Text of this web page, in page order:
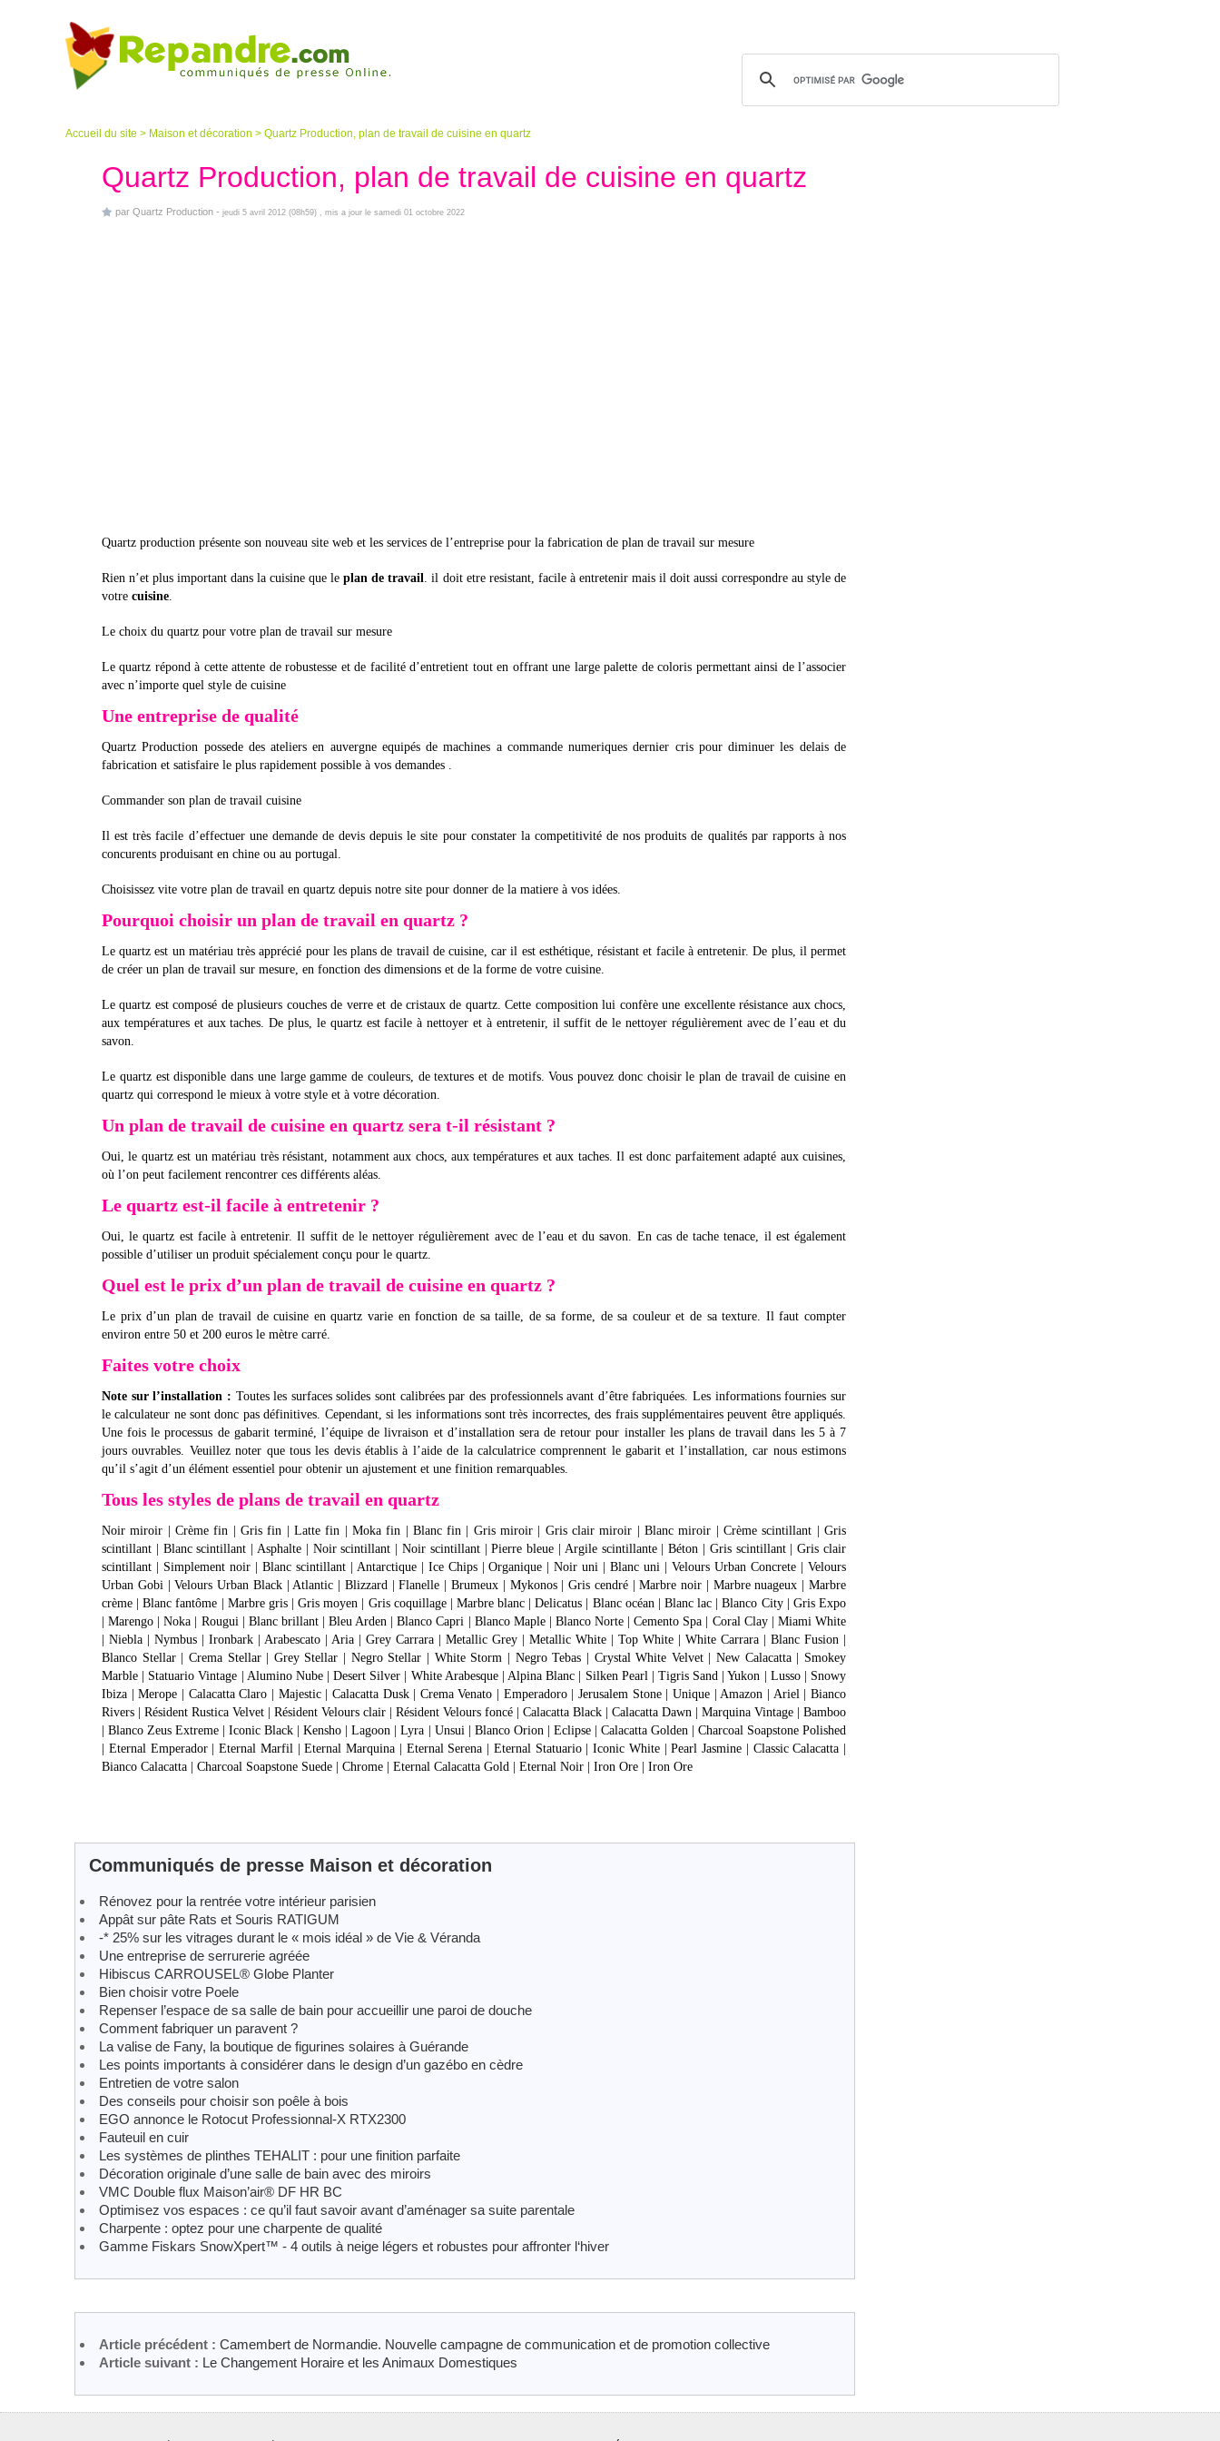
Accueil du site > Maison et décoration > Quartz Production, plan de travail de cuisine en quartz
Quartz Production, plan de travail de cuisine en quartz
par Quartz Production - jeudi 5 avril 2012 (08h59) , mis a jour le samedi 01 octobre 2022
Quartz production présente son nouveau site web et les services de l’entreprise pour la fabrication de plan de travail sur mesure
Rien n’et plus important dans la cuisine que leplan de travail . il doit etre resistant, facile à entretenir mais il doit aussi correspondre au style de
votre cuisine
Le choix du quartz pour votre plan de travail sur mesure
Le quartz répond à cette attente de robustesse et de facilité d’entretient tout en offrant une large palette de coloris permettant ainsi de l’associer
avec n’importe quel style de cuisine
Une entreprise de qualité
Quartz Production possede des ateliers en auvergne equipés de machines a commande numeriques dernier cris pour diminuer les delais de
fabrication et satisfaire le plus rapidement possible à vos demandes .
Commander son plan de travail cuisine
Il est très facile d’effectuer une demande de devis depuis le site pour constater la competitivité de nos produits de qualités par rapports à nos
concurents produisant en chine ou au portugal.
Choisissez vite votre plan de travail en quartz depuis notre site pour donner de la matiere à vos idées.
Pourquoi choisir un plan de travail en quartz ?
Le quartz est un matériau très apprécié pour les plans de travail de cuisine, car il est esthétique, résistant et facile à entretenir. De plus, il permet
de créer un plan de travail sur mesure, en fonction des dimensions et de la forme de votre cuisine.
Le quartz est composé de plusieurs couches de verre et de cristaux de quartz. Cette composition lui confère une excellente résistance aux chocs,
aux températures et aux taches. De plus, le quartz est facile à nettoyer et à entretenir, il suffit de le nettoyer régulièrement avec de l’eau et du
savon.
Le quartz est disponible dans une large gamme de couleurs, de textures et de motifs. Vous pouvez donc choisir le plan de travail de cuisine en
quartz qui correspond le mieux à votre style et à votre décoration.
Un plan de travail de cuisine en quartz sera t-il résistant ?
Oui, le quartz est un matériau très résistant, notamment aux chocs, aux températures et aux taches. Il est donc parfaitement adapté aux cuisines,
où l’on peut facilement rencontrer ces différents aléas.
Le quartz est-il facile à entretenir ?
Oui, le quartz est facile à entretenir. Il suffit de le nettoyer régulièrement avec de l’eau et du savon. En cas de tache tenace, il est également
possible d’utiliser un produit spécialement conçu pour le quartz.
Quel est le prix d’un plan de travail de cuisine en quartz ?
Le prix d’un plan de travail de cuisine en quartz varie en fonction de sa taille, de sa forme, de sa couleur et de sa texture. Il faut compter
environ entre 50 et 200 euros le mètre carré.
Faites votre choix
Note sur l’installation : Toutes les surfaces solides sont calibrées par des professionnels avant d’être fabriquées. Les informations fournies sur
le calculateur ne sont donc pas définitives. Cependant, si les informations sont très incorrectes, des frais supplémentaires peuvent être appliqués.
Une fois le processus de gabarit terminé, l’équipe de livraison et d’installation sera de retour pour installer les plans de travail dans les 5 à 7
jours ouvrables. Veuillez noter que tous les devis établis à l’aide de la calculatrice comprennent le gabarit et l’installation, car nous estimons
qu’il s’agit d’un élément essentiel pour obtenir un ajustement et une finition remarquables.
Tous les styles de plans de travail en quartz
Noir miroir | Crème fin | Gris fin | Latte fin | Moka fin | Blanc fin | Gris miroir | Gris clair miroir | Blanc miroir | Crème scintillant | Gris
scintillant | Blanc scintillant | Asphalte | Noir scintillant | Noir scintillant | Pierre bleue | Argile scintillante | Béton | Gris scintillant | Gris clair
scintillant | Simplement noir | Blanc scintillant | Antarctique | Ice Chips | Organique | Noir uni | Blanc uni | Velours Urban Concrete | Velours
Urban Gobi | Velours Urban Black | Atlantic | Blizzard | Flanelle | Brumeux | Mykonos | Gris cendré | Marbre noir | Marbre nuageux | Marbre
crème | Blanc fantôme | Marbre gris | Gris moyen | Gris coquillage | Marbre blanc | Delicatus | Blanc océan | Blanc lac | Blanco City | Gris Expo
| Marengo | Noka | Rougui | Blanc brillant | Bleu Arden | Blanco Capri | Blanco Maple | Blanco Norte | Cemento Spa | Coral Clay | Miami White
| Niebla | Nymbus | Ironbark | Arabescato | Aria | Grey Carrara | Metallic Grey | Metallic White | Top White | White Carrara | Blanc Fusion |
Blanco Stellar | Crema Stellar | Grey Stellar | Negro Stellar | White Storm | Negro Tebas | Crystal White Velvet | New Calacatta | Smokey
Marble | Statuario Vintage | Alumino Nube | Desert Silver | White Arabesque | Alpina Blanc | Silken Pearl | Tigris Sand | Yukon | Lusso | Snowy
Ibiza | Merope | Calacatta Claro | Majestic | Calacatta Dusk | Crema Venato | Emperadoro | Jerusalem Stone | Unique | Amazon | Ariel | Bianco
Rivers | Résident Rustica Velvet | Résident Velours clair | Résident Velours foncé | Calacatta Black | Calacatta Dawn | Marquina Vintage | Bamboo
| Blanco Zeus Extreme | Iconic Black | Kensho | Lagoon | Lyra | Unsui | Blanco Orion | Eclipse | Calacatta Golden | Charcoal Soapstone Polished
| Eternal Emperador | Eternal Marfil | Eternal Marquina | Eternal Serena | Eternal Statuario | Iconic White | Pearl Jasmine | Classic Calacatta |
Bianco Calacatta | Charcoal Soapstone Suede | Chrome | Eternal Calacatta Gold | Eternal Noir | Iron Ore | Iron Ore
Communiqués de presse Maison et décoration
Rénovez pour la rentrée votre intérieur parisien
Appât sur pâte Rats et Souris RATIGUM
-* 25% sur les vitrages durant le « mois idéal » de Vie & Véranda
Une entreprise de serrurerie agréée
Hibiscus CARROUSEL® Globe Planter
Bien choisir votre Poele
Repenser l’espace de sa salle de bain pour accueillir une paroi de douche
Comment fabriquer un paravent ?
La valise de Fany, la boutique de figurines solaires à Guérande
Les points importants à considérer dans le design d’un gazébo en cèdre
Entretien de votre salon
Des conseils pour choisir son poêle à bois
EGO annonce le Rotocut Professionnal-X RTX2300
Fauteuil en cuir
Les systèmes de plinthes TEHALIT : pour une finition parfaite
Décoration originale d’une salle de bain avec des miroirs
VMC Double flux Maison’air® DF HR BC
Optimisez vos espaces : ce qu’il faut savoir avant d’aménager sa suite parentale
Charpente : optez pour une charpente de qualité
Gamme Fiskars SnowXpert™ - 4 outils à neige légers et robustes pour affronter l‘hiver
Article précédent : Camembert de Normandie. Nouvelle campagne de communication et de promotion collective
Article suivant : Le Changement Horaire et les Animaux Domestiques